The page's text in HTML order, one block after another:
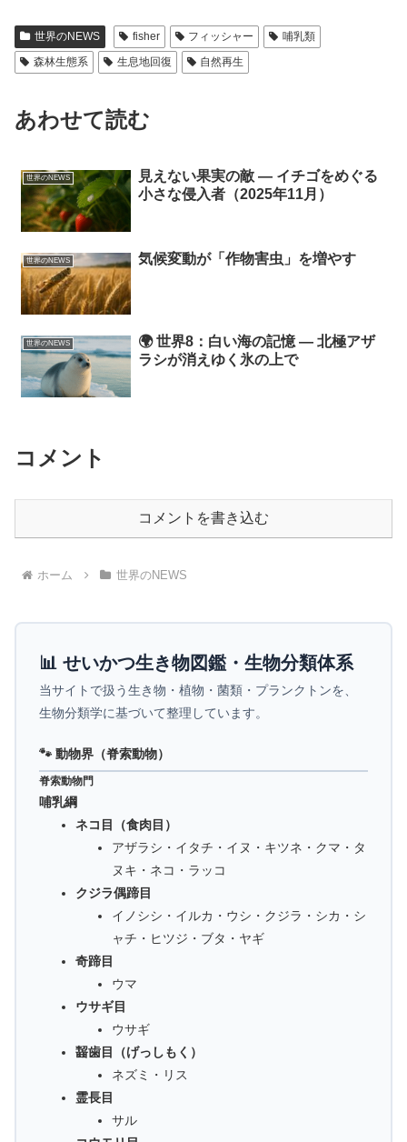
世界のNEWS fisher フィッシャー
哺乳類
森林生態系
生息地回復 自然再生
あわせて読む
世界のNEWS
見えない果実の敵 ― イチゴをめぐる
小さな侵入者（2025年11月）
世界のNEWS 気候変動が「作物害虫」を増やす
世界のNEWS
🌍 世界8：白い海の記憶 ― 北極アザ
ラシが消えゆく氷の上で
コメント
コメントを書き込む
ホーム 世界のNEWS
📊 せいかつ生き物図鑑・生物分類体系
当サイトで扱う生き物・植物・菌類・プランクトンを、
生物分類学に基づいて整理しています。
🐾 動物界（脊索動物）
脊索動物門
哺乳綱
ネコ目（食肉目）
アザラシ・イタチ・イヌ・キツネ・クマ・タ
ヌキ・ネコ・ラッコ
クジラ偶蹄目
イノシシ・イルカ・ウシ・クジラ・シカ・シ
ャチ・ヒツジ・ブタ・ヤギ
奇蹄目
ウマ
ウサギ目
ウサギ
齧歯目（げっしもく）
ネズミ・リス
霊長目
サル